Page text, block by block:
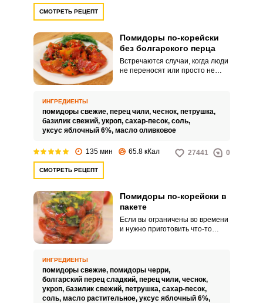
СМОТРЕТЬ РЕЦЕПТ
Помидоры по-корейски
без болгарского перца
Встречаются случаи, когда люди
не переносят или просто не
помидоров по-корейски без
болгарского перца.
ИНГРЕДИЕНТЫ
помидоры свежие, перец чили, чеснок, петрушка,
базилик свежий, укроп, сахар-песок, соль,
уксус яблочный 6%, масло оливковое
135 мин 65.8 кКал 27441 0
СМОТРЕТЬ РЕЦЕПТ
Помидоры по-корейски в
пакете
Если вы ограничены во времени
и нужно приготовить что-то
вкусом закуски из помидоров
точно для вас. Помидоры по-
корейски готовятся в пакете за 2
часа.
ИНГРЕДИЕНТЫ
помидоры свежие, помидоры черри,
болгарский перец сладкий, перец чили, чеснок,
укроп, базилик свежий, петрушка, сахар-песок,
соль, масло растительное, уксус яблочный 6%,